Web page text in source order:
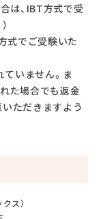
は、IBT方式で受
式でご受験いた
いません。ま
た場合でも返金
ただきますよう
ス）